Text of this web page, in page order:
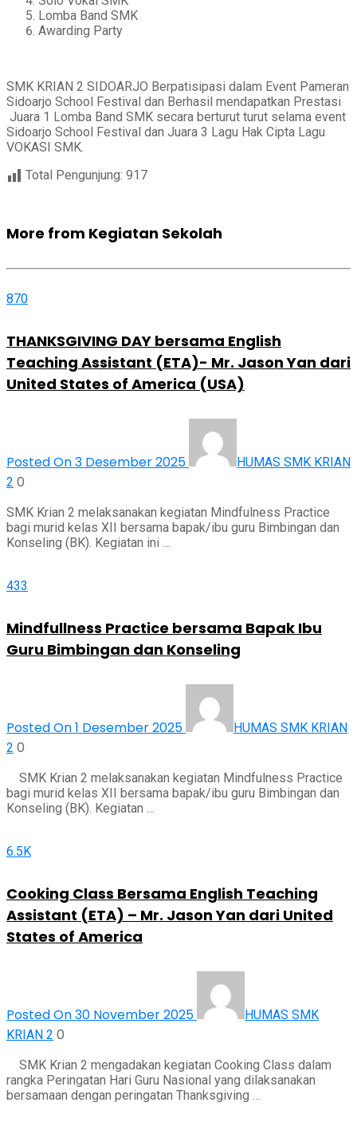
Lomba Band SMK
Awarding Party
SMK KRIAN 2 SIDOARJO Berpatisipasi dalam Event Pameran
Sidoarjo School Festival dan Berhasil mendapatkan Prestasi
Juara 1 Lomba Band SMK secara berturut turut selama event
Sidoarjo School Festival dan Juara 3 Lagu Hak Cipta Lagu
VOKASI SMK.
Total Pengunjung: 917
More from Kegiatan Sekolah
870
THANKSGIVING DAY bersama English
Teaching Assistant (ETA)- Mr. Jason Yan dari
United States of America (USA)
Posted On 3 Desember 2025
HUMAS SMK KRIAN
2 0
SMK Krian 2 melaksanakan kegiatan Mindfulness Practice
bagi murid kelas XII bersama bapak/ibu guru Bimbingan dan
Konseling (BK). Kegiatan ini …
433
Mindfullness Practice bersama Bapak Ibu
Guru Bimbingan dan Konseling
Posted On 1 Desember 2025
HUMAS SMK KRIAN
2 0
SMK Krian 2 melaksanakan kegiatan Mindfulness Practice
bagi murid kelas XII bersama bapak/ibu guru Bimbingan dan
Konseling (BK). Kegiatan …
6.5K
Cooking Class Bersama English Teaching
Assistant (ETA) – Mr. Jason Yan dari United
States of America
Posted On 30 November 2025
HUMAS SMK
KRIAN 2 0
SMK Krian 2 mengadakan kegiatan Cooking Class dalam
rangka Peringatan Hari Guru Nasional yang dilaksanakan
bersamaan dengan peringatan Thanksgiving …